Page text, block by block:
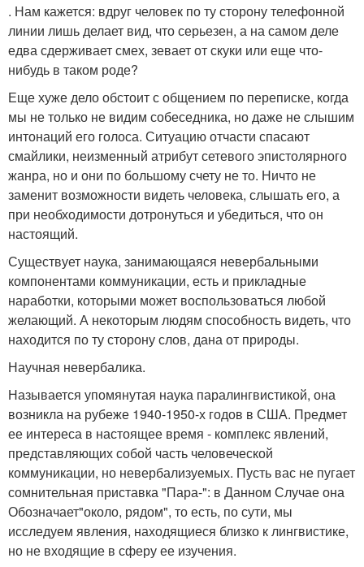
. Нам кажется: вдруг человек по ту сторону телефонной
линии лишь делает вид, что серьезен, а на самом деле
едва сдерживает смех, зевает от скуки или еще что-
нибудь в таком роде?
Еще хуже дело обстоит с общением по переписке, когда
мы не только не видим собеседника, но даже не слышим
интонаций его голоса. Ситуацию отчасти спасают
смайлики, неизменный атрибут сетевого эпистолярного
жанра, но и они по большому счету не то. Ничто не
заменит возможности видеть человека, слышать его, а
при необходимости дотронуться и убедиться, что он
настоящий.
Существует наука, занимающаяся невербальными
компонентами коммуникации, есть и прикладные
наработки, которыми может воспользоваться любой
желающий. А некоторым людям способность видеть, что
находится по ту сторону слов, дана от природы.
Научная невербалика.
Называется упомянутая наука паралингвистикой, она
возникла на рубеже 1940-1950-х годов в США. Предмет
ее интереса в настоящее время - комплекс явлений,
представляющих собой часть человеческой
коммуникации, но невербализуемых. Пусть вас не пугает
сомнительная приставка "Пара-": в Данном Случае она
Обозначает"около, рядом", то есть, по сути, мы
исследуем явления, находящиеся близко к лингвистике,
но не входящие в сферу ее изучения.